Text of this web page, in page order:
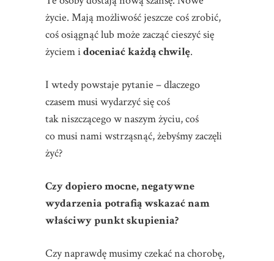
życie. Mają możliwość jeszcze coś zrobić,
coś osiągnąć lub może zacząć cieszyć się
życiem idoceniać każdą chwilę.
I wtedy powstaje pytanie – dlaczego
czasem musi wydarzyć się coś
tak niszczącego w naszym życiu, coś
co musi nami wstrząsnąć, żebyśmy zaczęli
żyć?
Czy dopiero mocne, negatywne
wydarzenia potrafią wskazać nam
właściwy punkt skupienia?
Czy naprawdę musimy czekać na chorobę,